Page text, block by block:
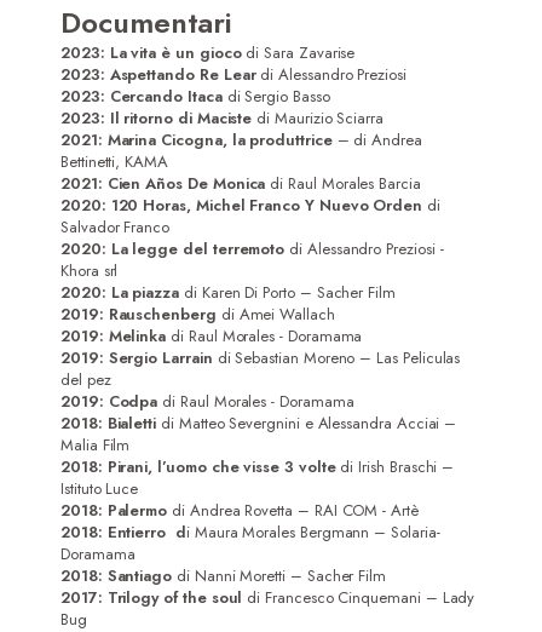
Documentari
2023: La vita è un giocodi Sara Zavarise
2023: Aspettando Re Leardi Alessandro Preziosi
2023: Cercando Itaca di Sergio Basso
2023: Il ritorno di Maciste di Maurizio Sciarra
2021: Marina Cicogna, la produttrice– di Andrea
Bettinetti, KAMA
2021: Cien Años De Monica di Raul Morales Barcia
2020: 120 Horas, Michel Franco Y Nuevo Orden di
Salvador Franco
2020: La legge del terremoto di Alessandro Preziosi -
Khora srl
2020: La piazza di Karen Di Porto – Sacher Film
2019: Rauschenberg di Amei Wallach
2019: Melinka di Raul Morales - Doramama
2019: Sergio Larrain di Sebastian Moreno – Las Peliculas
del pez
2019: Codpa di Raul Morales - Doramama
2018: Bialetti di Matteo Severgnini e Alessandra Acciai –
Malia Film
2018: Pirani, l’uomo che visse 3 voltedi Irish Braschi –
Istituto Luce
2018: Palermo di Andrea Rovetta – RAI COM - Artè
2018: Entierro di Maura Morales Bergmann – Solaria-
Doramama
2018: Santiago di Nanni Moretti – Sacher Film
2017: Trilogy of the soul di Francesco Cinquemani – Lady
Bug